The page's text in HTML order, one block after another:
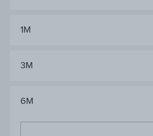
1M
3M
6M